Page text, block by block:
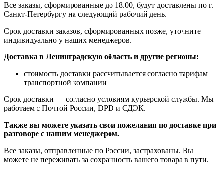
Все заказы, сформированные до 18.00, будут доставлены по г.
Санкт-Петербургу на следующий рабочий день.
Срок доставки заказов, сформированных позже, уточните
индивидуально у наших менеджеров.
Доставка в Ленинградскую область и другие регионы:
стоимость доставки рассчитывается согласно тарифам
транспортной компании
Срок доставки — согласно условиям курьерской службы. Мы
работаем с Почтой России, DPD и СДЭК.
Также вы можете указать свои пожелания по доставке при
разговоре с нашим менеджером.
Все заказы, отправленные по России, застрахованы. Вы
можете не переживать за сохранность вашего товара в пути.